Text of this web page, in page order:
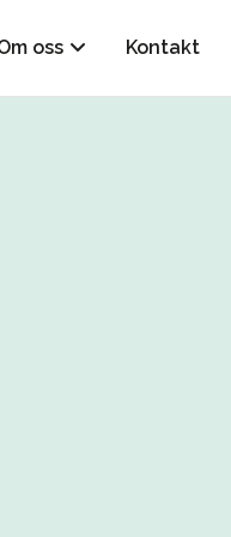
oss Kontakt